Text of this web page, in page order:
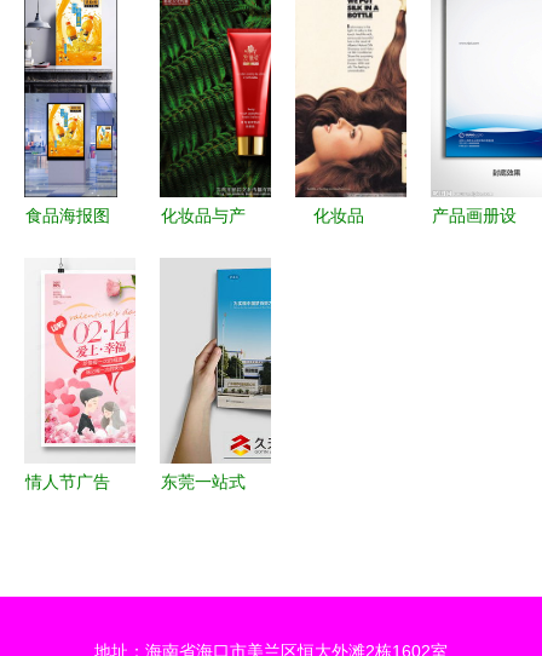
——洗化用
品平面广告
创意设计精
要
计与发布的
完美协同
局——高端
豪宅地产广
告设计全案
解析
包，助代理
开拓时尚市
场
食品海报图
报,食品,饮
料,果粒橙,
黄色,海报,
海报设计,
广告设计模
板,源文
化妆品与产
拍摄 打造
视觉盛宴，
引爆市场关
注
化妆品
产品画册设
情人节广告
东莞一站式
地址：海南省海口市美兰区恒大外滩2栋1602室